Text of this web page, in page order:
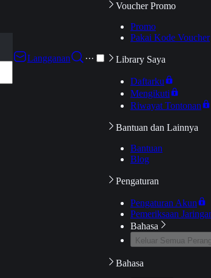
Langganan
···
Voucher Promo
Promo
Pakai Kode Voucher
Library Saya
Daftarku
Mengikuti
Riwayat Tontonan
Bantuan dan Lainnya
Bantuan
Blog
Pengaturan
Pengaturan Akun
Pemeriksaan
Bahasa
Keluar Semua
Bahasa